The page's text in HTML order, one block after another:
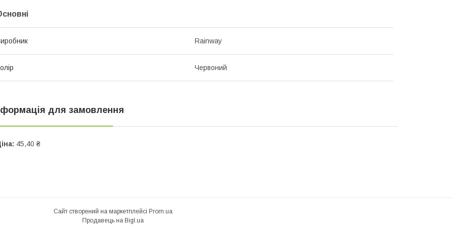
Rainway
Червоний
для замовлення
45,40 ₴
Сайт створений на маркетплейсі Prom.ua
Продавець на Bigl.ua